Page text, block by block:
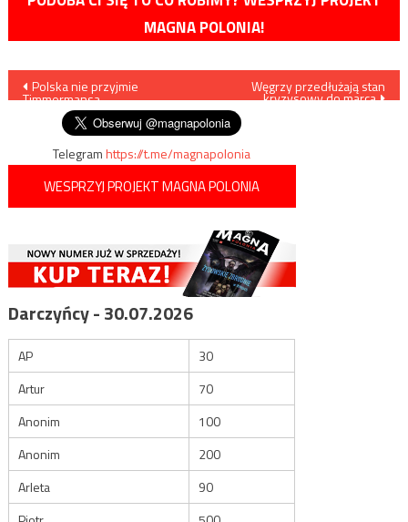
MAGNA POLONIA!
Nawigacja
wpisu
Polska nie przyjmie
Timmermansa
Węgrzy przedłużają stan
kryzysowy do marca
Telegramhttps://t.me/magnapolonia
WESPRZYJ PROJEKT MAGNA POLONIA
Darczyńcy - 30.07.2026
AP
30
Artur
70
Anonim
100
Anonim
200
Arleta
90